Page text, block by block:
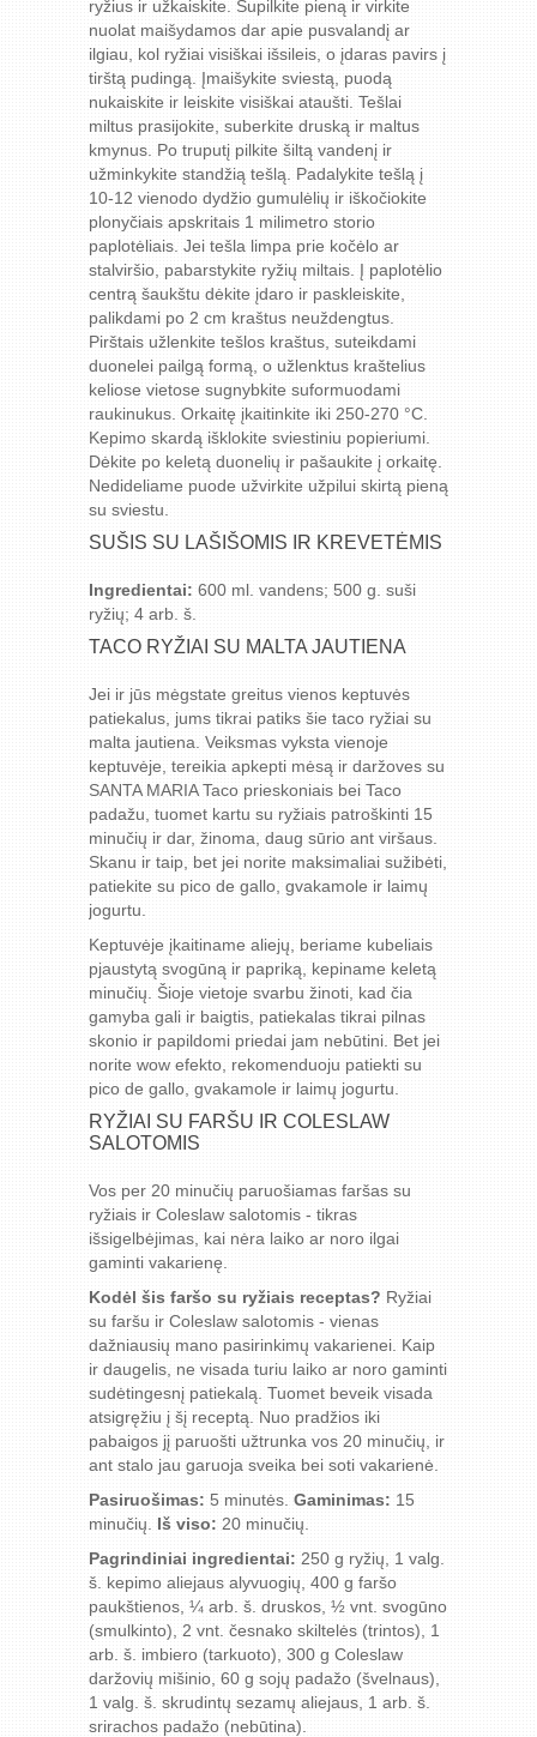
ryžius ir užkaiskite. Supilkite pieną ir virkite
nuolat maišydamos dar apie pusvalandį ar
ilgiau, kol ryžiai visiškai išsileis, o įdaras pavirs į
tirštą pudingą. Įmaišykite sviestą, puodą
nukaiskite ir leiskite visiškai ataušti. Tešlai
miltus prasijokite, suberkite druską ir maltus
kmynus. Po truputį pilkite šiltą vandenį ir
užminkykite standžią tešlą. Padalykite tešlą į
10-12 vienodo dydžio gumulėlių ir iškočiokite
plonyčiais apskritais 1 milimetro storio
paplotėliais. Jei tešla limpa prie kočėlo ar
stalviršio, pabarstykite ryžių miltais. Į paplotėlio
centrą šaukštu dėkite įdaro ir paskleiskite,
palikdami po 2 cm kraštus neuždengtus.
Pirštais užlenkite tešlos kraštus, suteikdami
duonelei pailgą formą, o užlenktus kraštelius
keliose vietose sugnybkite suformuodami
raukinukus. Orkaitę įkaitinkite iki 250-270 °C.
Kepimo skardą išklokite sviestiniu popieriumi.
Dėkite po keletą duonelių ir pašaukite į orkaitę.
Nedideliame puode užvirkite užpilui skirtą pieną
su sviestu.
SUŠIS SU LAŠIŠOMIS IR KREVETĖMIS
Ingredientai: 600 ml. vandens; 500 g. suši
ryžių; 4 arb. š.
TACO RYŽIAI SU MALTA JAUTIENA
Jei ir jūs mėgstate greitus vienos keptuvės
patiekalus, jums tikrai patiks šie taco ryžiai su
malta jautiena. Veiksmas vyksta vienoje
keptuvėje, tereikia apkepti mėsą ir daržoves su
SANTA MARIA Taco prieskoniais bei Taco
padažu, tuomet kartu su ryžiais patroškinti 15
minučių ir dar, žinoma, daug sūrio ant viršaus.
Skanu ir taip, bet jei norite maksimaliai sužibėti,
patiekite su pico de gallo, gvakamole ir laimų
jogurtu.
Keptuvėje įkaitiname aliejų, beriame kubeliais
pjaustytą svogūną ir papriką, kepiname keletą
minučių. Šioje vietoje svarbu žinoti, kad čia
gamyba gali ir baigtis, patiekalas tikrai pilnas
skonio ir papildomi priedai jam nebūtini. Bet jei
norite wow efekto, rekomenduoju patiekti su
pico de gallo, gvakamole ir laimų jogurtu.
RYŽIAI SU FARŠU IR COLESLAW
SALOTOMIS
Vos per 20 minučių paruošiamas faršas su
ryžiais ir Coleslaw salotomis - tikras
išsigelbėjimas, kai nėra laiko ar noro ilgai
gaminti vakarienę.
Kodėl šis faršo su ryžiais receptas? Ryžiai
su faršu ir Coleslaw salotomis - vienas
dažniausių mano pasirinkimų vakarienei. Kaip
ir daugelis, ne visada turiu laiko ar noro gaminti
sudėtingesnį patiekalą. Tuomet beveik visada
atsigręžiu į šį receptą. Nuo pradžios iki
pabaigos jį paruošti užtrunka vos 20 minučių, ir
ant stalo jau garuoja sveika bei soti vakarienė.
Pasiruošimas: 5 minutės. Gaminimas: 15
minučių. Iš viso: 20 minučių.
Pagrindiniai ingredientai: 250 g ryžių, 1 valg.
š. kepimo aliejaus alyvuogių, 400 g faršo
paukštienos, ¼ arb. š. druskos, ½ vnt. svogūno
(smulkinto), 2 vnt. česnako skiltelės (trintos), 1
arb. š. imbiero (tarkuoto), 300 g Coleslaw
daržovių mišinio, 60 g sojų padažo (švelnaus),
1 valg. š. skrudintų sezamų aliejaus, 1 arb. š.
srirachos padažo (nebūtina).